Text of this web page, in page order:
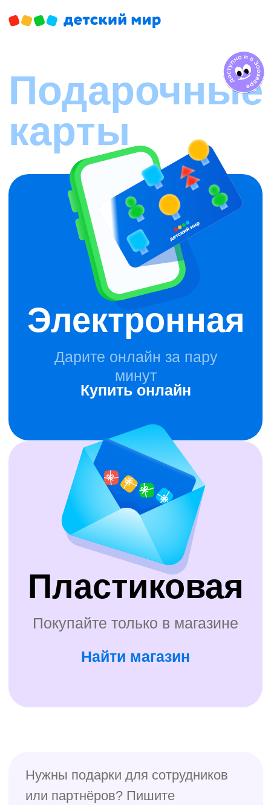
карты
Электронная
Дарите онлайн за пару
минут
Покупайте только в магазине
Пластиковая
Купить онлайн
Найти магазин
Нужны подарки для сотрудников
corp@detmir.ru